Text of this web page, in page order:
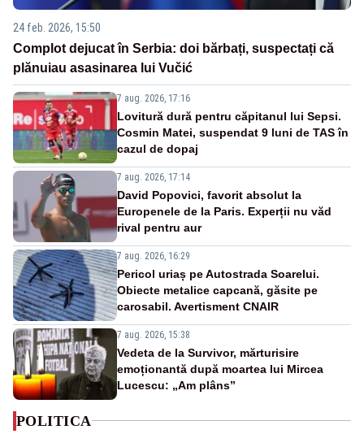
24 feb. 2026, 15:50
Complot dejucat în Serbia: doi bărbați, suspectați că
plănuiau asasinarea lui Vučić
7 aug. 2026, 17:16
Lovitură dură pentru căpitanul lui Sepsi.
Cosmin Matei, suspendat 9 luni de TAS în
cazul de dopaj
7 aug. 2026, 17:14
David Popovici, favorit absolut la
Europenele de la Paris. Experții nu văd
rival pentru aur
7 aug. 2026, 16:29
Pericol uriaș pe Autostrada Soarelui.
Obiecte metalice capcană, găsite pe
carosabil. Avertisment CNAIR
7 aug. 2026, 15:38
Vedeta de la Survivor, mărturisire
emoționantă după moartea lui Mircea
Lucescu: „Am plâns”
POLITICA